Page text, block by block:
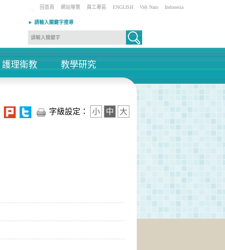
::: 回首頁 網站導覽 員工專區 ENGLISH Việt Nam Indonesia
► 請輸入關鍵字搜尋
+
護理衛教
+
教學研究
字級設定：
小 中 大